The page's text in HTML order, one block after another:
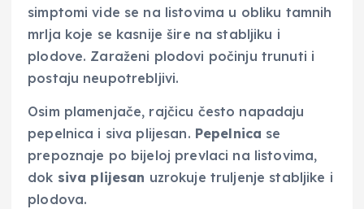
simptomi vide se na listovima u obliku tamnih
mrlja koje se kasnije šire na stabljiku i
plodove. Zaraženi plodovi počinju trunuti i
postaju neupotrebljivi.
Osim plamenjače, rajčicu često napadaju
pepelnica i siva plijesan. Pepelnica se
prepoznaje po bijeloj prevlaci na listovima,
dok siva plijesan uzrokuje truljenje stabljike i
plodova.